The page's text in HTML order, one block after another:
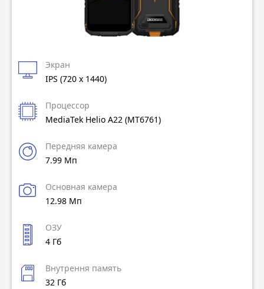
Экран
IPS (720 x 1440)
Процессор
MediaTek Helio A22 (MT6761)
Передняя камера
7.99 Мп
Основная камера
12.98 Мп
ОЗУ
4 Гб
Внутрення память
32 Гб